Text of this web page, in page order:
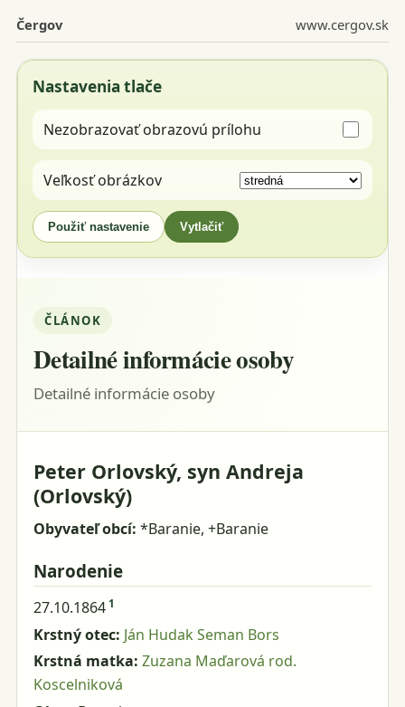
Čergov www.cergov.sk
Nastavenia tlače
Nezobrazovať obrazovú prílohu
Veľkosť obrázkov
Použiť nastavenie Vytlačiť
ČLÁNOK
Detailné informácie osoby
Detailné informácie osoby
Peter Orlovský, syn Andreja
(Orlovský)
Obyvateľ obcí: *Baranie, +Baranie
Narodenie
27.10.1864 1
Krstný otec: Ján Hudak Seman Bors
Krstná matka: Zuzana Maďarová rod.
Koscelniková